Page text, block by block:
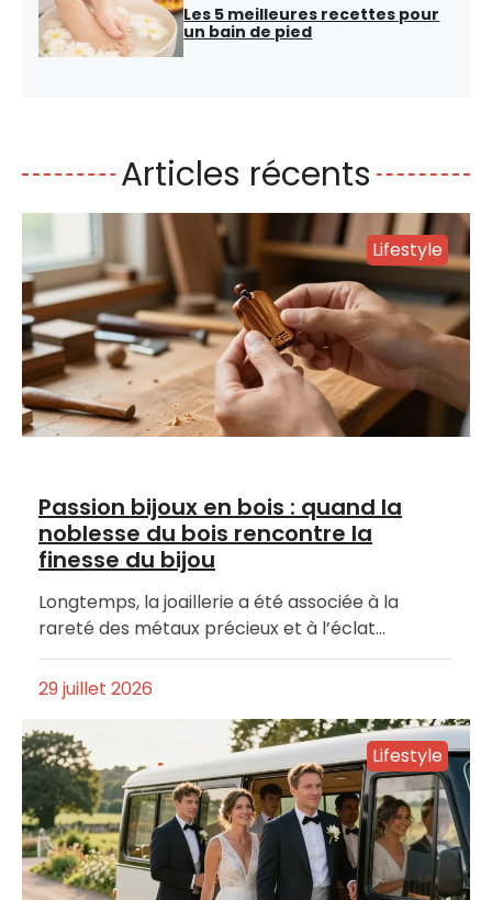
Les 5 meilleures recettes pour
un bain de pied
Articles récents
Lifestyle
Passion bijoux en bois : quand la
noblesse du bois rencontre la
finesse du bijou
Longtemps, la joaillerie a été associée à la
rareté des métaux précieux et à l’éclat…
29 juillet 2026
Lifestyle